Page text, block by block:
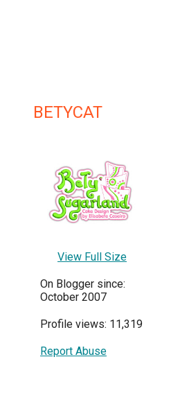
BETYCAT
View Full Size
On Blogger since:
October 2007
Profile views: 11,319
Report Abuse